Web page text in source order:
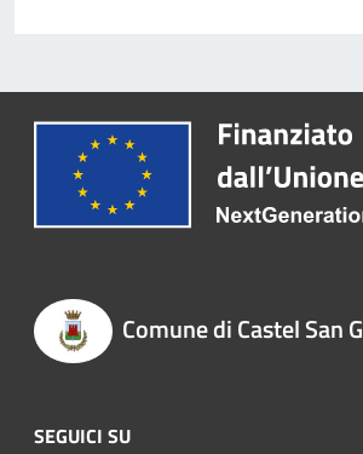
Comune di Castel San
SEGUICI SU